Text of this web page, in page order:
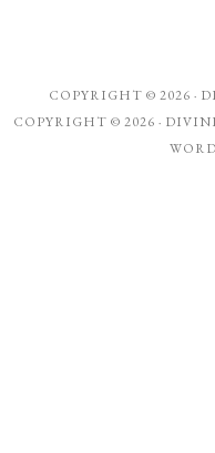
COPYRIGHT © 2026 ·
COPYRIGHT © 2026 ·